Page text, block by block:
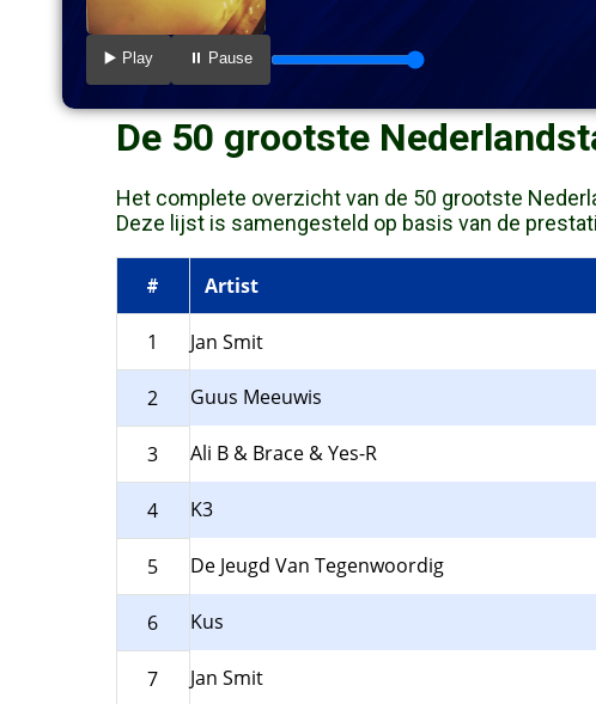
▶️ Play ⏸️ Pause
De 50 grootste
Het complete overzicht van de 50 grootste
Deze lijst is samengesteld op basis van de
# Artist
1 Jan Smit
2 Guus Meeuwis
3 Ali B & Brace & Yes-R
4 K3
5 De Jeugd Van Tegenwoordig
6 Kus
7 Jan Smit